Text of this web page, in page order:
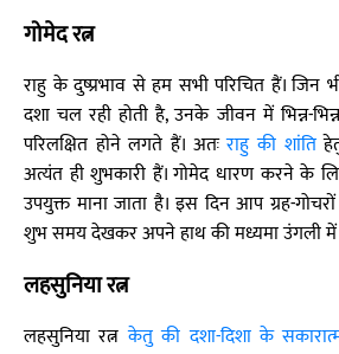
गोमेद रत्न
राहु के दुष्प्रभाव से हम सभी परिचित हैं।
दशा चल रही होती है, उनके जीवन में भिन्न-
परिलक्षित होने लगते हैं। अतःराहु की शांति
अत्यंत ही शुभकारी हैं। गोमेद धारण करने के
उपयुक्त माना जाता है। इस दिन आप ग्रह-
शुभ समय देखकर अपने हाथ की मध्यमा उंगली में
लहसुनिया रत्न
लहसुनिया रत्नकेतु की दशा-दिशा के